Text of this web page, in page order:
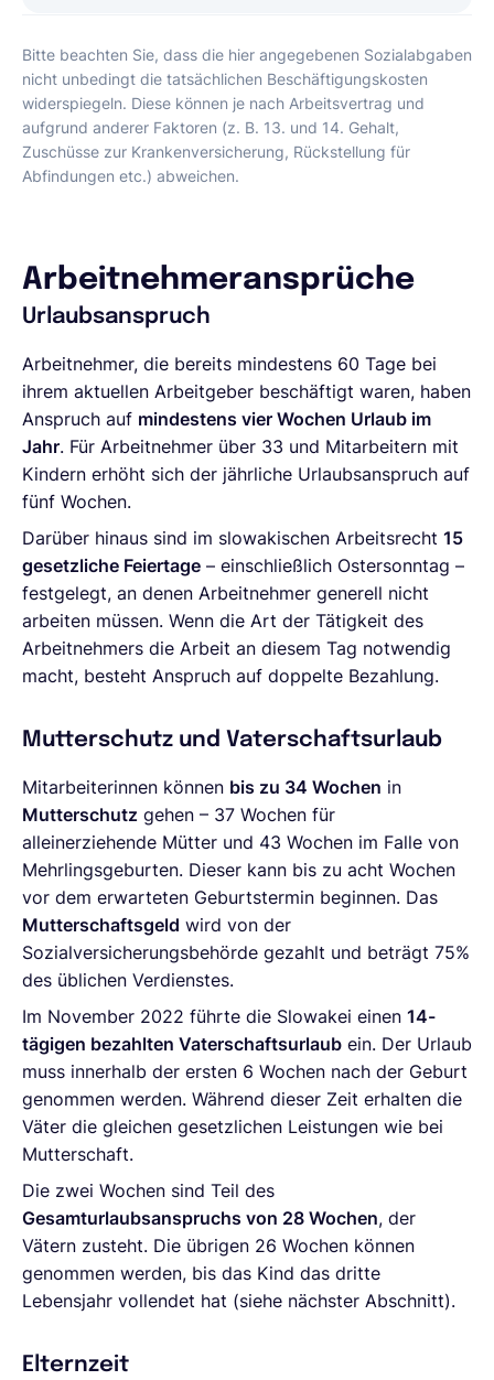
Bitte beachten Sie, dass die hier angegebenen Sozialabgaben
nicht unbedingt die tatsächlichen Beschäftigungskosten
widerspiegeln. Diese können je nach Arbeitsvertrag und
aufgrund anderer Faktoren (z. B. 13. und 14. Gehalt,
Zuschüsse zur Krankenversicherung, Rückstellung für
Abfindungen etc.) abweichen.
Arbeitnehmeransprüche
Urlaubsanspruch
Arbeitnehmer, die bereits mindestens 60 Tage bei
ihrem aktuellen Arbeitgeber beschäftigt waren, haben
Anspruch auf mindestens vier Wochen Urlaub im
Jahr. Für Arbeitnehmer über 33 und Mitarbeitern mit
Kindern erhöht sich der jährliche Urlaubsanspruch auf
fünf Wochen.
Darüber hinaus sind im slowakischen Arbeitsrecht 15
gesetzliche Feiertage – einschließlich Ostersonntag –
festgelegt, an denen Arbeitnehmer generell nicht
arbeiten müssen. Wenn die Art der Tätigkeit des
Arbeitnehmers die Arbeit an diesem Tag notwendig
macht, besteht Anspruch auf doppelte Bezahlung.
Mutterschutz und Vaterschaftsurlaub
Mitarbeiterinnen können bis zu 34 Wochen in
Mutterschutz gehen – 37 Wochen für
alleinerziehende Mütter und 43 Wochen im Falle von
Mehrlingsgeburten. Dieser kann bis zu acht Wochen
vor dem erwarteten Geburtstermin beginnen. Das
Mutterschaftsgeld wird von der
Sozialversicherungsbehörde gezahlt und beträgt 75%
des üblichen Verdienstes.
Im November 2022 führte die Slowakei einen 14-
tägigen bezahlten Vaterschaftsurlaub ein. Der Urlaub
muss innerhalb der ersten 6 Wochen nach der Geburt
genommen werden. Während dieser Zeit erhalten die
Väter die gleichen gesetzlichen Leistungen wie bei
Mutterschaft.
Die zwei Wochen sind Teil des
Gesamturlaubsanspruchs von 28 Wochen, der
Vätern zusteht. Die übrigen 26 Wochen können
genommen werden, bis das Kind das dritte
Lebensjahr vollendet hat (siehe nächster Abschnitt).
Elternzeit